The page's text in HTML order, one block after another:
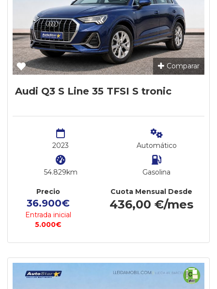
Comparar
Audi Q3 S Line 35 TFSI S tronic
2023
54.829km
Automático
Gasolina
Precio
36.900€
Entrada inicial
5.000€
Cuota Mensual Desde
436,00 €/mes